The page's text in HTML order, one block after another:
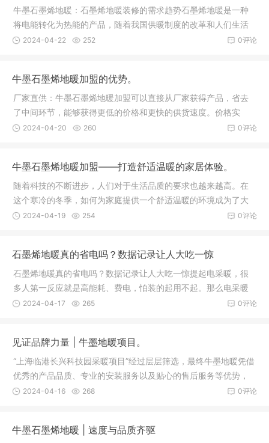
牛墨石墨烯地暖：石墨烯地暖装修的需求趋势石墨烯地暖是一种
将电能转化为热能的产品，随着我国供暖制度的改革和人们生活
水平的提高，石墨烯地暖将成为新的采暖方式之一。 使用石墨烯
温度均匀，室温由下
0评论
2024-04-22 252
牛墨石墨烯地暖加盟的优势。
厂家直供：牛墨石墨烯地暖加盟可以直接从厂家获得产品，省去
了中间环节，能够获得更低的价格和更快的供货速度。价格实
惠：作为厂家直供，牛墨石墨烯地暖加盟可以提供价格实惠的产
能和发热均匀性，能够快
0评论
2024-04-20 260
牛墨石墨烯地暖加盟——打造舒适温暖的家居体验。
随着科技的不断进步，人们对于生活品质的要求也越来越高。在
这个寒冷的冬季，如何为家庭提供一个舒适温暖的环境成为了大
家关注的焦点。牛墨石墨烯地暖作为一种新兴的取暖方式，引起
墨烯材料的导热性能
0评论
2024-04-19 254
石墨烯地暖真的省电吗？数据记录让人大吃一惊
石墨烯地暖真的省电吗？数据记录让人大吃一惊提起电采暖，很
多人第一反应就是高能耗、费电，怕装的起用不起。那么电采暖
真的那么费电吗？我们回访了85户安装牛墨石墨烯地暖的用户，
置温度。控制方式为手
0评论
2024-04-17 265
见证品牌力量 | 牛墨地暖项目。
“上海临港长兴科技园采暖项目”经过层层筛选，最终牛墨地暖凭借
优秀的产品品质、专业的安装服务以及贴心的售后服务等优势，
成功签约本项目的采暖工程。目前牛墨石墨烯地暖铺装已经完
米，分为1个园区接待
0评论
2024-04-16 268
牛墨石墨烯地暖 | 速度与品质齐驱